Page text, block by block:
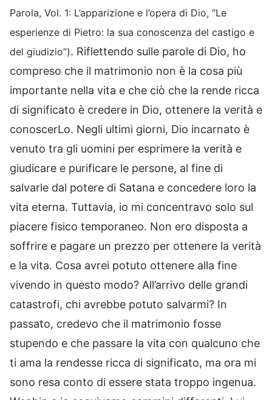
Parola, Vol. 1: L’apparizione e l’opera di Dio, “Le
esperienze di Pietro: la sua conoscenza del castigo e
del giudizio”). Riflettendo sulle parole di Dio, ho
compreso che il matrimonio non è la cosa più
importante nella vita e che ciò che la rende ricca
di significato è credere in Dio, ottenere la verità e
conoscerLo. Negli ultimi giorni, Dio incarnato è
venuto tra gli uomini per esprimere la verità e
giudicare e purificare le persone, al fine di
salvarle dal potere di Satana e concedere loro la
vita eterna. Tuttavia, io mi concentravo solo sul
piacere fisico temporaneo. Non ero disposta a
soffrire e pagare un prezzo per ottenere la verità
e la vita. Cosa avrei potuto ottenere alla fine
vivendo in questo modo? All’arrivo delle grandi
catastrofi, chi avrebbe potuto salvarmi? In
passato, credevo che il matrimonio fosse
stupendo e che passare la vita con qualcuno che
ti ama la rendesse ricca di significato, ma ora mi
sono resa conto di essere stata troppo ingenua.